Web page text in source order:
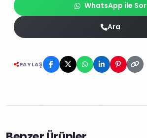
WhatsApp ile Sor
Ara
PAYLAŞ